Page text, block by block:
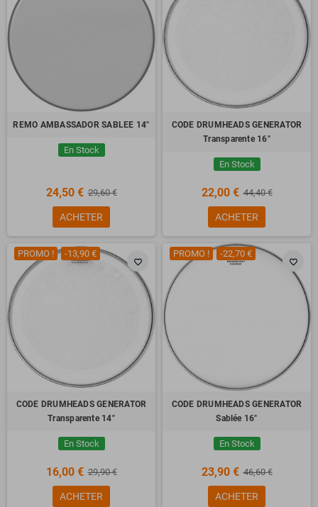
REMO AMBASSADOR SABLEE 14"
En Stock
24,50 € 29,60 €
ACHETER
CODE DRUMHEADS GENERATOR
Transparente 16"
En Stock
22,00 € 44,40 €
ACHETER
favorite_border
PROMO ! -13,90 €
CODE DRUMHEADS GENERATOR
Transparente 14"
En Stock
16,00 € 29,90 €
ACHETER
favorite_border
PROMO ! -22,70 €
CODE DRUMHEADS GENERATOR
Sablée 16"
En Stock
23,90 € 46,60 €
ACHETER